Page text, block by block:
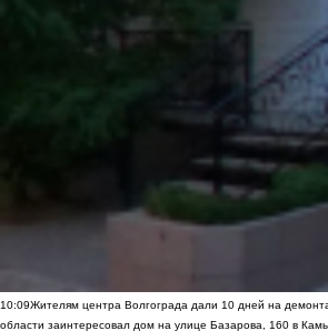
10:09Жителям центра Волгограда дали 10 дней на
области заинтересовал дом на улице Базарова, 160 в